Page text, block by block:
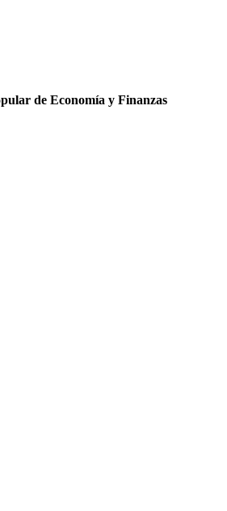
de Economía y Finanzas